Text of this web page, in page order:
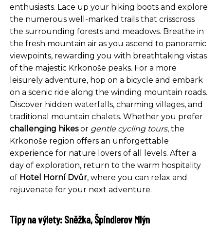
enthusiasts. Lace up your hiking boots and explore
the numerous well-marked trails that crisscross
the surrounding forests and meadows. Breathe in
the fresh mountain air as you ascend to panoramic
viewpoints, rewarding you with breathtaking vistas
of the majestic Krkonoše peaks. For a more
leisurely adventure, hop on a bicycle and embark
on a scenic ride along the winding mountain roads.
Discover hidden waterfalls, charming villages, and
traditional mountain chalets. Whether you prefer
challenging hikesor gentle cycling tours, the
Krkonoše region offers an unforgettable
experience for nature lovers of all levels. After a
day of exploration, return to the warm hospitality
of Hotel Horní Dvůr, where you can relax and
rejuvenate for your next adventure.
Tipy na výlety: Sněžka, Špindlerov Mlýn